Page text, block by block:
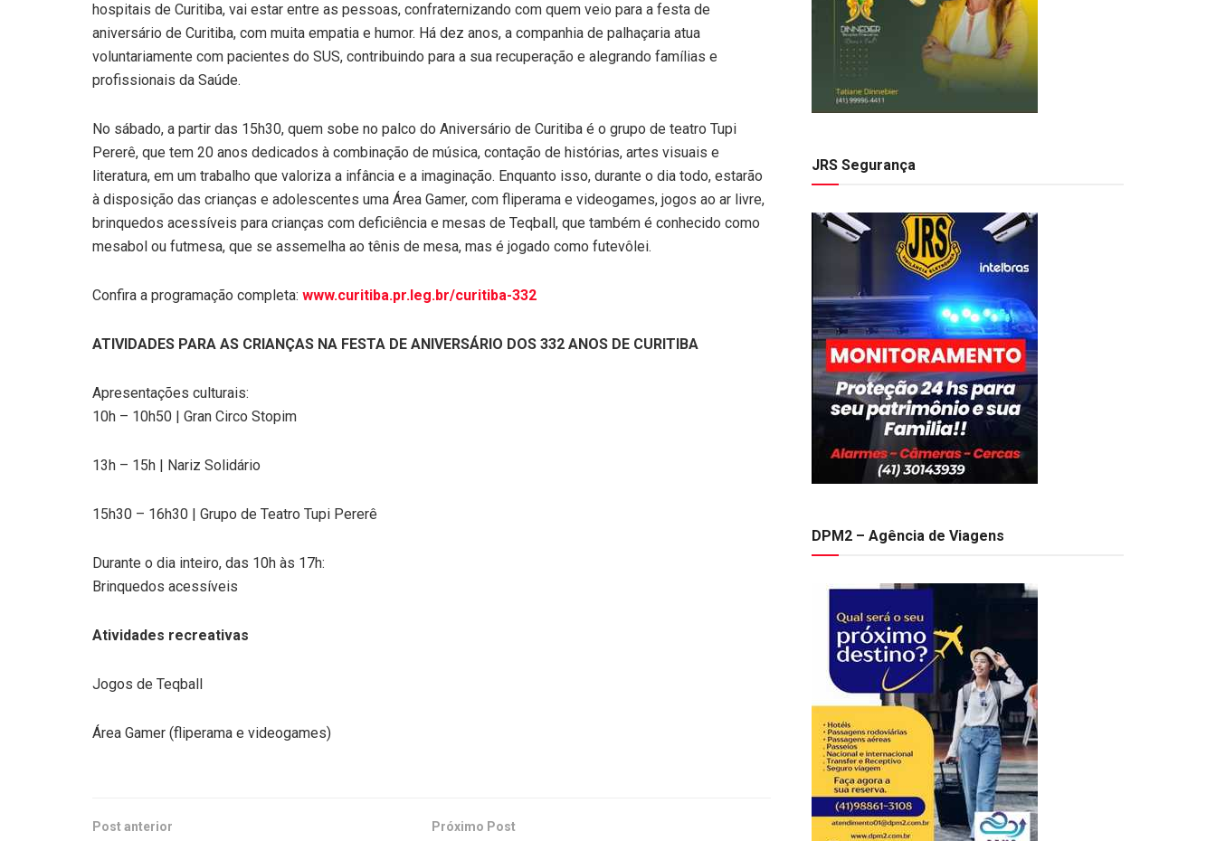
hospitais de Curitiba, vai estar entre as pessoas, confraternizando com quem veio para a festa de
aniversário de Curitiba, com muita empatia e humor. Há dez anos, a companhia de palhaçaria atua
voluntariamente com pacientes do SUS, contribuindo para a sua recuperação e alegrando famílias e
profissionais da Saúde.
No sábado, a partir das 15h30, quem sobe no palco do Aniversário de Curitiba é o grupo de teatro Tupi
Pererê, que tem 20 anos dedicados à combinação de música, contação de histórias, artes visuais e
literatura, em um trabalho que valoriza a infância e a imaginação. Enquanto isso, durante o dia todo, estarão
à disposição das crianças e adolescentes uma Área Gamer, com fliperama e videogames, jogos ao ar livre,
brinquedos acessíveis para crianças com deficiência e mesas de Teqball, que também é conhecido como
mesabol ou futmesa, que se assemelha ao tênis de mesa, mas é jogado como futevôlei.
Confira a programação completa: www.curitiba.pr.leg.br/curitiba-332
ATIVIDADES PARA AS CRIANÇAS NA FESTA DE ANIVERSÁRIO DOS 332 ANOS DE CURITIBA
Apresentações culturais:
10h – 10h50 | Gran Circo Stopim
13h – 15h | Nariz Solidário
15h30 – 16h30 | Grupo de Teatro Tupi Pererê
Durante o dia inteiro, das 10h às 17h:
Brinquedos acessíveis
Atividades recreativas
Jogos de Teqball
Área Gamer (fliperama e videogames)
Post anterior Próximo Post
JRS Segurança
DPM2 – Agência de Viagens